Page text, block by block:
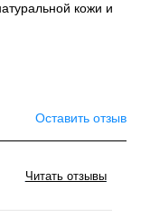
кожи и
Оставить отзыв
Читать отзывы